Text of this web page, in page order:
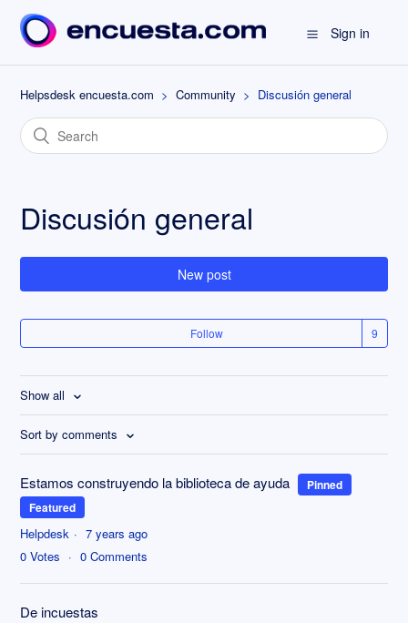
Sign in
Helpsdesk encuesta.com Community Discusión general
Discusión general
New post
Follow
Show all
Sort by comments
Estamos construyendo la biblioteca de ayuda
Pinned
Featured
Helpdesk
7 years ago
0 Votes 0 Comments
De incuestas